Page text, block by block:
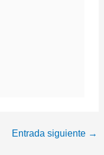
Entrada siguiente →